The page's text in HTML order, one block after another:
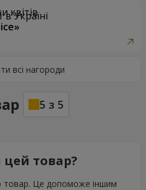
квітів
5 з 5
товар?
товар. Це допоможе іншим